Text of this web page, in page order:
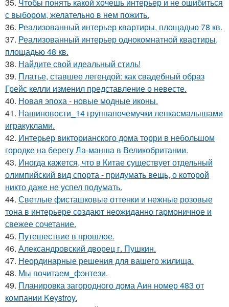
35. Чтобы понять какой хочешь интерьер и не ошибиться
с выбором, желательно в нем пожить.
36. Реализованный интерьер квартиры, площадью 78 кв.
37. Реализованный интерьер однокомнатной квартиры,
площадью 48 кв.
38. Найдите свой идеальный стиль!
39. Платье, ставшее легендой: как свадебный образ
Грейс келли изменил представление о невесте.
40. Новая эпоха - новые модные иконы.
41. Нашиновости_14 группапочемучки лепкасмалышами
игракуклами.
42. Интерьер викторианского дома торри в небольшом
городке на берегу Ла-манша в Великобритании.
43. Иногда кажется, что в Китае существует отдельный
олимпийский вид спорта - придумать вещь, о которой
никто даже не успел подумать.
44. Светлые фисташковые оттенки и нежные розовые
тона в интерьере создают неожиданно гармоничное и
свежее сочетание.
45. Путешествие в прошлое.
46. Александровский дворец г. Пушкин.
47. Неординарные решения для вашего жилища.
48. Мы почитаем_фэнтези.
49. Планировка загородного дома Аин номер 483 от
компании Keystroy.